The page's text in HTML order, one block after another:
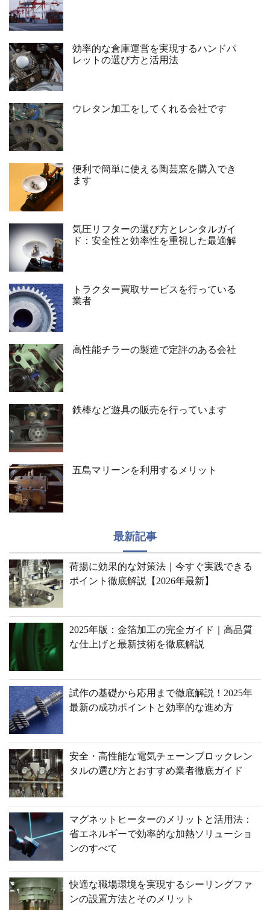
効率的な倉庫運営を実現するハンドパ
レットの選び方と活用法
ウレタン加工をしてくれる会社です
便利で簡単に使える陶芸窯を購入でき
ます
気圧リフターの選び方とレンタルガイ
ド：安全性と効率性を重視した最適解
トラクター買取サービスを行っている
業者
高性能チラーの製造で定評のある会社
鉄棒など遊具の販売を行っています
五島マリーンを利用するメリット
最新記事
荷揚に効果的な対策法｜今すぐ実践できる
ポイント徹底解説【2026年最新】
2025年版：金箔加工の完全ガイド｜高品質
な仕上げと最新技術を徹底解説
試作の基礎から応用まで徹底解説！2025年
最新の成功ポイントと効率的な進め方
安全・高性能な電気チェーンブロックレン
タルの選び方とおすすめ業者徹底ガイド
マグネットヒーターのメリットと活用法：
省エネルギーで効率的な加熱ソリューショ
ンのすべて
快適な職場環境を実現するシーリングファ
ンの設置方法とそのメリット